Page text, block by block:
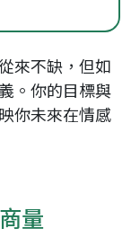
來不缺，但如
。你的目標與
你未來在情感
量